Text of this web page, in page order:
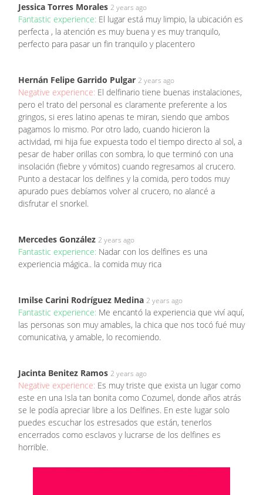
Jessica Torres Morales 2 years ago
Fantastic experience: El lugar está muy limpio, la ubicación es
perfecta , la atención es muy buena y es muy tranquilo,
perfecto para pasar un fin tranquilo y placentero
Hernán Felipe Garrido Pulgar 2 years ago
Negative experience: El delfinario tiene buenas instalaciones,
pero el trato del personal es claramente preferente a los
gringos, si eres latino apenas te miran, siendo que ambos
pagamos lo mismo. Por otro lado, cuando hicieron la
actividad, mi hija fue expuesta todo el tiempo directo al sol, a
pesar de haber orillas con sombra, lo que terminó con una
insolación (fiebre y vómitos) cuando regresamos al crucero.
Punto a destacar los delfines y la comida, pero todos muy
apurado pues debíamos volver al crucero, no alancé a
disfrutar el snorkel.
Mercedes González 2 years ago
Fantastic experience: Nadar con los delfines es una
experiencia mágica.. la comida muy rica
Imilse Carini Rodríguez Medina 2 years ago
Fantastic experience: Me encantó la experiencia que viví aquí,
las personas son muy amables, la chica que nos tocó fué muy
comunicativa, y amable, lo recomiendo.
Jacinta Benitez Ramos 2 years ago
Negative experience: Es muy triste que exista un lugar como
este en una Isla tan bonita como Cozumel, donde años atrás
se le podía apreciar libre a los Delfines. En este lugar solo
puedes escuchar los estresados que están, tenerlos
encerrados como esclavos y lucrarse de los delfines es
horrible.